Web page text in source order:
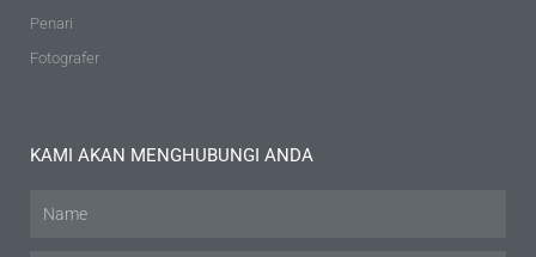
Penari
Fotografer
KAMI AKAN MENGHUBUNGI ANDA